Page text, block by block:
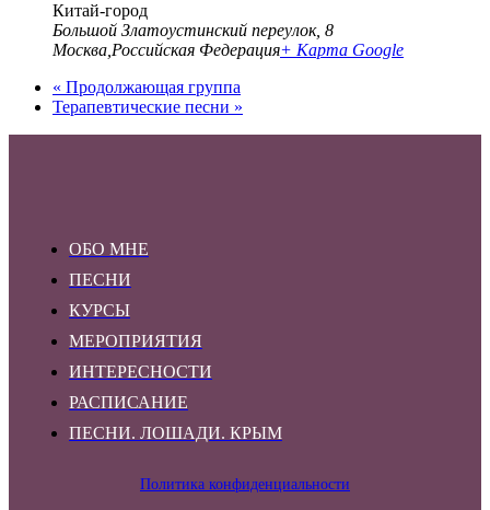
Китай-город
Большой Златоустинский переулок, 8
Москва Российская Федерация+ Карта Google
« Продолжающая группа
Терапевтические песни »
ОБО МНЕ
ПЕСНИ
КУРСЫ
МЕРОПРИЯТИЯ
ИНТЕРЕСНОСТИ
РАСПИСАНИЕ
ПЕСНИ. ЛОШАДИ. КРЫМ
Политика конфиденциальности